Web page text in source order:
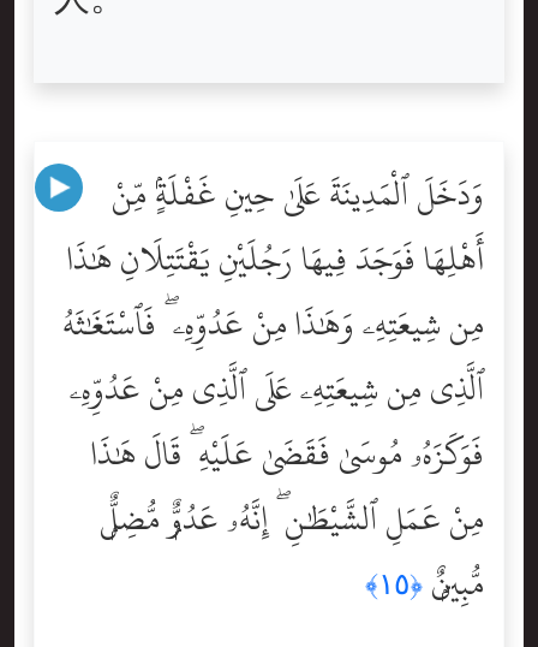
وَدَخَلَ ٱلْمَدِينَةَ عَلَىٰ حِينِ غَفْلَةٍۢ مِّنْ
أَهْلِهَا فَوَجَدَ فِيهَا رَجُلَيْنِ يَقْتَتِلَانِ هَٰذَا
مِن شِيعَتِهِۦ وَهَٰذَا مِنْ عَدُوِّهِۦ ۖ فَٱسْتَغَٰثَهُ
ٱلَّذِى مِن شِيعَتِهِۦ عَلَى ٱلَّذِى مِنْ عَدُوِّهِۦ
فَوَكَزَهُۥ مُوسَىٰ فَقَضَىٰ عَلَيْهِ ۖ قَالَ هَٰذَا
مِنْ عَمَلِ ٱلشَّيْطَٰنِ ۖ إِنَّهُۥ عَدُوٌّۭ مُّضِلٌّۭ
مُّبِينٌۭ ﴿١٥﴾